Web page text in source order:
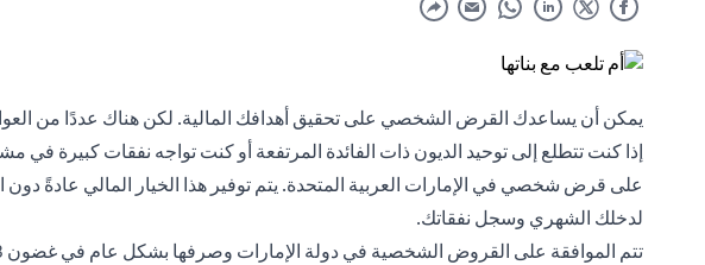
يمكن أن يساعدك القرض الشخصي على تحقيق أهدافك المالية. لكن هناك عددًا من
إذا كنت تتطلع إلى توحيد الديون ذات الفائدة المرتفعة أو كنت تواجه نفقات كبيرة في
على قرض شخصي في الإمارات العربية المتحدة. يتم توفير هذا الخيار المالي عادةً دون
لدخلك الشهري وسجل نفقاتك.
تتم الموافقة على القروض الشخصية في دولة الإمارات وصرفها بشكل عام في غضون 3-7 أيام عمل.